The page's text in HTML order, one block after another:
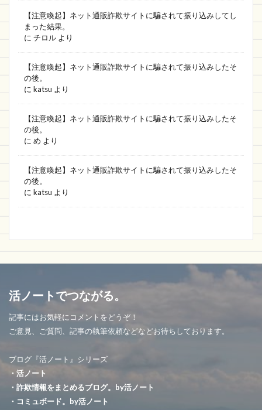
【注意喚起】ネット通販詐欺サイトに騙されて振り込みしてし
まった結果。
に チロル より
【注意喚起】ネット通販詐欺サイトに騙されて振り込みしたそ
の後。
に katsu より
【注意喚起】ネット通販詐欺サイトに騙されて振り込みしたそ
の後。
に め より
【注意喚起】ネット通販詐欺サイトに騙されて振り込みしたそ
の後。
に katsu より
活ノートでつながる。
記事にはお気軽にコメントをどうぞ！
ご意見、ご質問、記事の執筆依頼などなどお待ちしております。
ブログ『活ノート』シリーズ
・活ノート
・詐欺情報をまとめるブログ。by活ノート
・コミュボード。by活ノート